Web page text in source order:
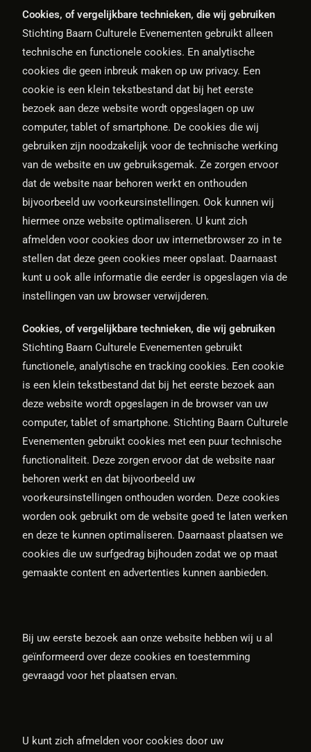
Cookies, of vergelijkbare technieken, die wij gebruiken
Stichting Baarn Culturele Evenementen gebruikt alleen
technische en functionele cookies. En analytische
cookies die geen inbreuk maken op uw privacy. Een
cookie is een klein tekstbestand dat bij het eerste
bezoek aan deze website wordt opgeslagen op uw
computer, tablet of smartphone. De cookies die wij
gebruiken zijn noodzakelijk voor de technische werking
van de website en uw gebruiksgemak. Ze zorgen ervoor
dat de website naar behoren werkt en onthouden
bijvoorbeeld uw voorkeursinstellingen. Ook kunnen wij
hiermee onze website optimaliseren. U kunt zich
afmelden voor cookies door uw internetbrowser zo in te
stellen dat deze geen cookies meer opslaat. Daarnaast
kunt u ook alle informatie die eerder is opgeslagen via de
instellingen van uw browser verwijderen.
Cookies, of vergelijkbare technieken, die wij gebruiken
Stichting Baarn Culturele Evenementen gebruikt
functionele, analytische en tracking cookies. Een cookie
is een klein tekstbestand dat bij het eerste bezoek aan
deze website wordt opgeslagen in de browser van uw
computer, tablet of smartphone. Stichting Baarn Culturele
Evenementen gebruikt cookies met een puur technische
functionaliteit. Deze zorgen ervoor dat de website naar
behoren werkt en dat bijvoorbeeld uw
voorkeursinstellingen onthouden worden. Deze cookies
worden ook gebruikt om de website goed te laten werken
en deze te kunnen optimaliseren. Daarnaast plaatsen we
cookies die uw surfgedrag bijhouden zodat we op maat
gemaakte content en advertenties kunnen aanbieden.
Bij uw eerste bezoek aan onze website hebben wij u al
geïnformeerd over deze cookies en toestemming
gevraagd voor het plaatsen ervan.
U kunt zich afmelden voor cookies door uw